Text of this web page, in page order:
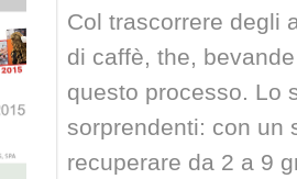
Col trascorrere degli
di caffè, the,
questo processo. Lo
sorprendenti: con un
recuperare da 2 a 9